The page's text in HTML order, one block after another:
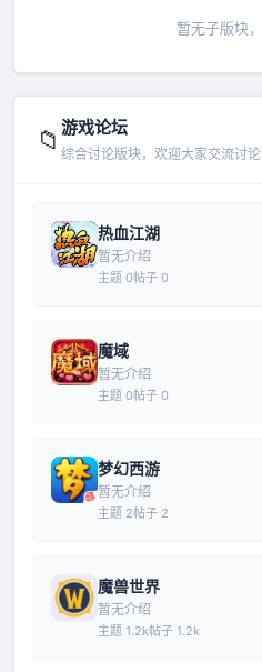
暂无子版块，
📁 游戏论坛
综合讨论版块，欢迎大家交流讨论
热血江湖
暂无介绍
主题 0帖子 0
魔域
暂无介绍
主题 0帖子 0
梦幻西游
暂无介绍
主题 2帖子 2
魔兽世界
暂无介绍
主题 1.2k帖子 1.2k